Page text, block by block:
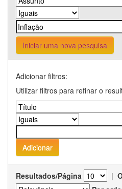
Iniciar uma nova pesquisa
Adicionar filtros:
Utilizar filtros para refinar o
Resultados/Página |